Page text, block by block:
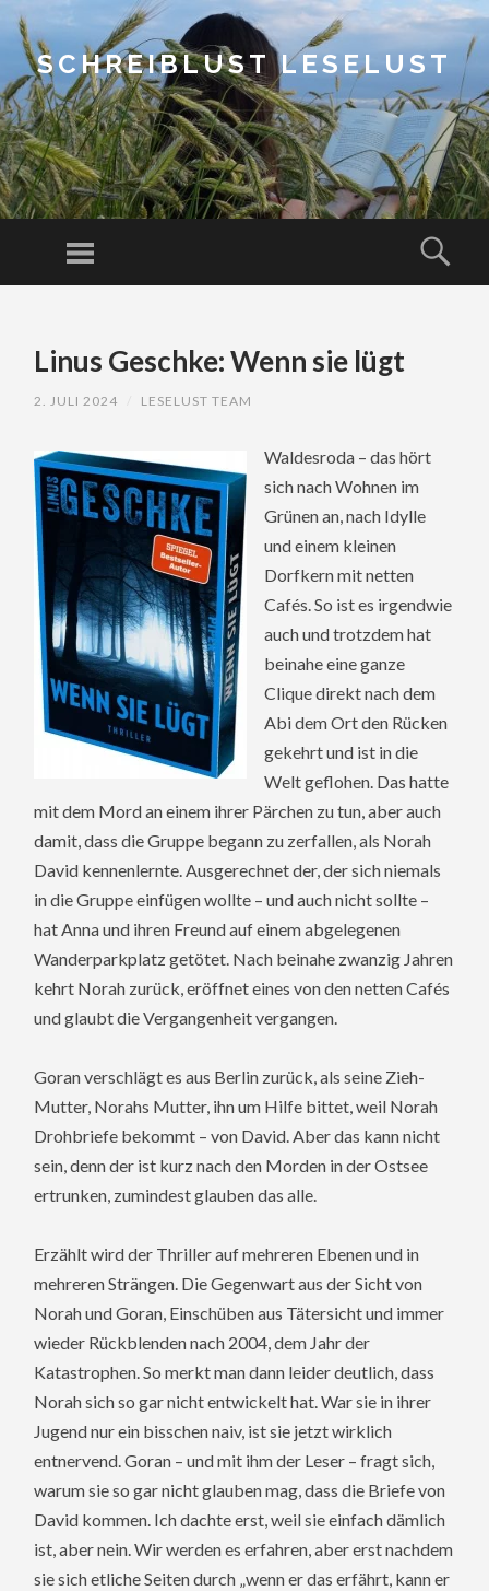
SCHREIBLUST LESELUST
Menu
CONTENTLinus Geschke: Wenn sie lügt
2. JULI 2024 LESELUST TEAM
Waldesroda – das hört
sich nach Wohnen im
Grünen an, nach Idylle
und einem kleinen
Dorfkern mit netten
Cafés. So ist es irgendwie
auch und trotzdem hat
beinahe eine ganze
Clique direkt nach dem
Abi dem Ort den Rücken
gekehrt und ist in die
Welt geflohen. Das hatte
mit dem Mord an einem ihrer Pärchen zu tun, aber auch
damit, dass die Gruppe begann zu zerfallen, als Norah
David kennenlernte. Ausgerechnet der, der sich niemals
in die Gruppe einfügen wollte – und auch nicht sollte –
hat Anna und ihren Freund auf einem abgelegenen
Wanderparkplatz getötet. Nach beinahe zwanzig Jahren
kehrt Norah zurück, eröffnet eines von den netten Cafés
und glaubt die Vergangenheit vergangen.
Goran verschlägt es aus Berlin zurück, als seine Zieh-
Mutter, Norahs Mutter, ihn um Hilfe bittet, weil Norah
Drohbriefe bekommt – von David. Aber das kann nicht
sein, denn der ist kurz nach den Morden in der Ostsee
ertrunken, zumindest glauben das alle.
Erzählt wird der Thriller auf mehreren Ebenen und in
mehreren Strängen. Die Gegenwart aus der Sicht von
Norah und Goran, Einschüben aus Tätersicht und immer
wieder Rückblenden nach 2004, dem Jahr der
Katastrophen. So merkt man dann leider deutlich, dass
Norah sich so gar nicht entwickelt hat. War sie in ihrer
Jugend nur ein bisschen naiv, ist sie jetzt wirklich
entnervend. Goran – und mit ihm der Leser – fragt sich,
warum sie so gar nicht glauben mag, dass die Briefe von
David kommen. Ich dachte erst, weil sie einfach dämlich
ist, aber nein. Wir werden es erfahren, aber erst nachdem
sie sich etliche Seiten durch „wenn er das erfährt, kann er